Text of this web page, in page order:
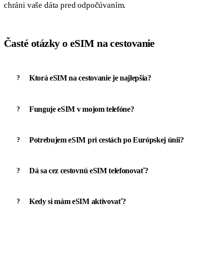
chráni vaše dáta pred odpočúvaním.
Časté otázky o eSIM na cestovanie
Ktorá eSIM na cestovanie je najlepšia?
Funguje eSIM v mojom telefóne?
Potrebujem eSIM pri cestách po Európskej únii?
Dá sa cez cestovnú eSIM telefonovať?
Kedy si mám eSIM aktivovať?